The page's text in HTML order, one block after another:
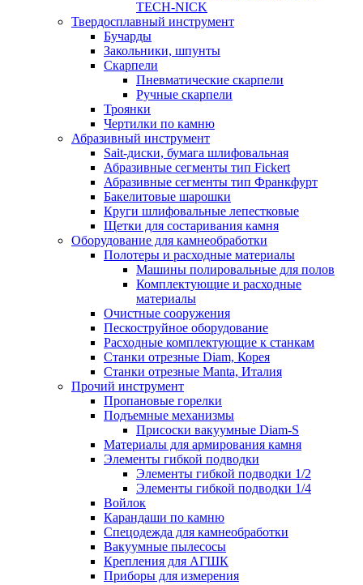
TECH-NICK
Твердосплавный инструмент
Бучарды
Закольники, шпунты
Скарпели
Пневматические скарпели
Ручные скарпели
Троянки
Чертилки по камню
Абразивный инструмент
Sait-диски, бумага шлифовальная
Абразивные сегменты тип Fickert
Абразивные сегменты тип Франкфурт
Бакелитовые шарошки
Круги шлифовальные лепестковые
Щетки для состаривания камня
Оборудование для камнеобработки
Полотеры и расходные материалы
Машины полировальные для полов
Комплектующие и расходные
материалы
Очистные сооружения
Пескоструйное оборудование
Расходные комплектующие к станкам
Станки отрезные Diam, Корея
Станки отрезные Manta, Италия
Прочий инструмент
Пропановые горелки
Подъeмные механизмы
Присоски вакуумные Diam-S
Материалы для армирования камня
Элементы гибкой подводки
Элементы гибкой подводки 1/2
Элементы гибкой подводки 1/4
Войлок
Карандаши по камню
Спецодежда для камнеобработки
Вакуумные пылесосы
Крепления для АГШК
Приборы для измерения